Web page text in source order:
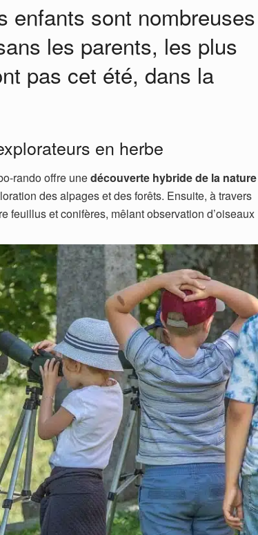
enfants sont nombreuses
les parents, les plus
pas cet été, dans la
en herbe
rando offre unedécouverte hybride de la nature
des alpages et des forêts. Ensuite, à travers
feuillus et conifères, mêlant observation d’oiseaux